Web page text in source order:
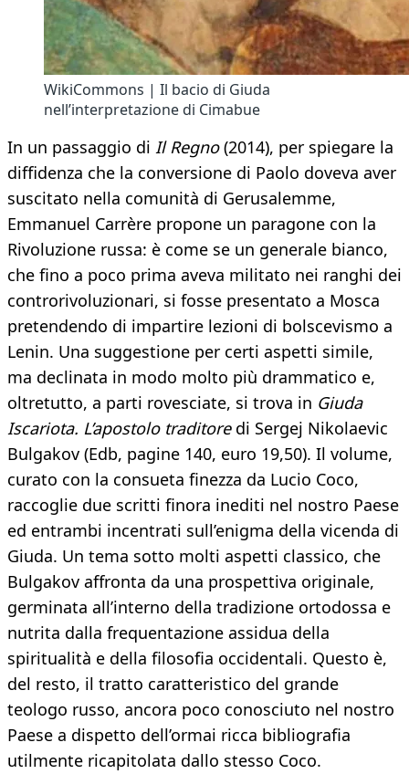
WikiCommons | Il bacio di Giuda
nell’interpretazione di Cimabue
In un passaggio di Il Regno(2014), per spiegare la
diffidenza che la conversione di Paolo doveva aver
suscitato nella comunità di Gerusalemme,
Emmanuel Carrère propone un paragone con la
Rivoluzione russa: è come se un generale bianco,
che fino a poco prima aveva militato nei ranghi dei
controrivoluzionari, si fosse presentato a Mosca
pretendendo di impartire lezioni di bolscevismo a
Lenin. Una suggestione per certi aspetti simile,
ma declinata in modo molto più drammatico e,
oltretutto, a parti rovesciate, si trova in Giuda
Iscariota. L’apostolo traditoredi Sergej Nikolaevic
Bulgakov (Edb, pagine 140, euro 19,50). Il volume,
curato con la consueta finezza da Lucio Coco,
raccoglie due scritti finora inediti nel nostro Paese
ed entrambi incentrati sull’enigma della vicenda di
Giuda. Un tema sotto molti aspetti classico, che
Bulgakov affronta da una prospettiva originale,
germinata all’interno della tradizione ortodossa e
nutrita dalla frequentazione assidua della
spiritualità e della filosofia occidentali. Questo è,
del resto, il tratto caratteristico del grande
teologo russo, ancora poco conosciuto nel nostro
Paese a dispetto dell’ormai ricca bibliografia
utilmente ricapitolata dallo stesso Coco.